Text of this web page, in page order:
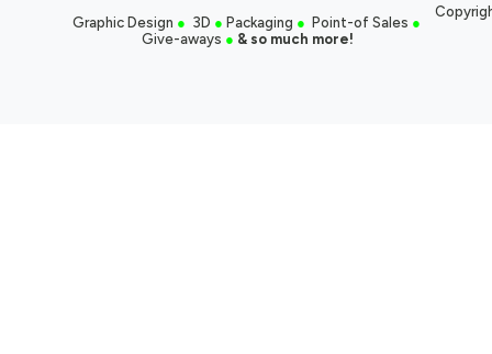
Graphic Design ● 3D ● Packaging ● Point-of Sales ●
Give-aways ● & so much more!